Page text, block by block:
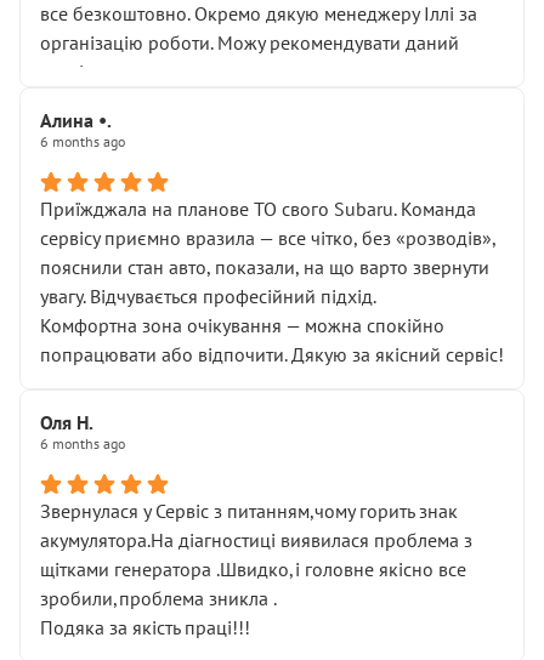
все безкоштовно. Окремо дякую менеджеру Іллі за
організацію роботи. Можу рекомендувати даний
сервіс.
Алина •.
6 months ago
Приїжджала на планове ТО свого Subaru. Команда
сервісу приємно вразила — все чітко, без «розводів»,
пояснили стан авто, показали, на що варто звернути
увагу. Відчувається професійний підхід.
Комфортна зона очікування — можна спокійно
попрацювати або відпочити. Дякую за якісний сервіс!
Оля Н.
6 months ago
Звернулася у Сервіс з питанням,чому горить знак
акумулятора.На діагностиці виявилася проблема з
щітками генератора .Швидко,і головне якісно все
зробили,проблема зникла .
Подяка за якість праці!!!